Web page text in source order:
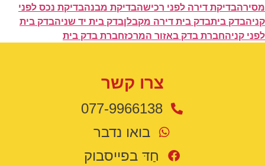
מסירהבדיקת דירה לפני רכישהבדיקת מבנהבדיקת נכס לפני
קניהבדק ביתבדק בית דירה מקבלןבדק בית יד שניהבדק בית
לפני קניהחברת בדק באזור המרכזחברת בדק בית
צרו קשר
077-9966138
בואו נדבר
חַדּ בפייסבוק